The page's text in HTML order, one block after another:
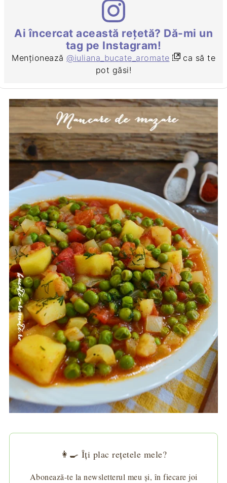
Ai încercat această rețetă? Dă-mi un
tag pe Instagram!
Menționează @iuliana_bucate_aromate
ca să te
pot găsi!
👩‍🍳 Îți plac rețetele mele?
Abonează-te la newsletterul meu și, în fiecare joi